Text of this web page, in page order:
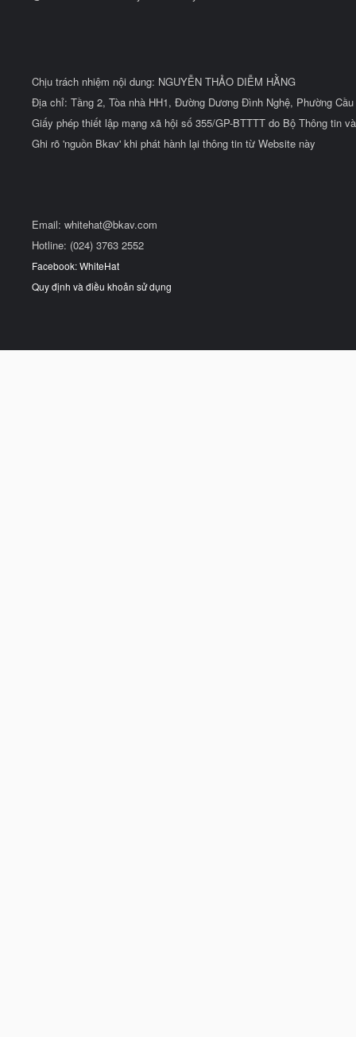
Chịu trách nhiệm nội dung: NGUYỄN THẢO DIỄM HẰNG
Địa chỉ: Tầng 2, Tòa nhà HH1, Đường Dương Đình Nghệ, Phường
Giấy phép thiết lập mạng xã hội số 355/GP-BTTTT do Bộ Thông tin
Ghi rõ 'nguồn Bkav' khi phát hành lại thông tin từ Website này
Email: whitehat@bkav.com
Hotline: (024) 3763 2552
Facebook: WhiteHat
Quy định và điều khoản sử dụng